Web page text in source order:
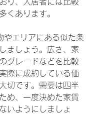
くあります。
やエリアにある似た条
ましょう。広さ、家
グレードなどを比較
際に成約している価
切です。需要は四半
め、一度決めた家賃
いようにしましょ